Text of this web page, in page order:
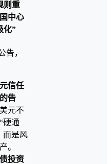
则重
中心
化”
告，
信任
告
元不
硬通
而是风
。
投资